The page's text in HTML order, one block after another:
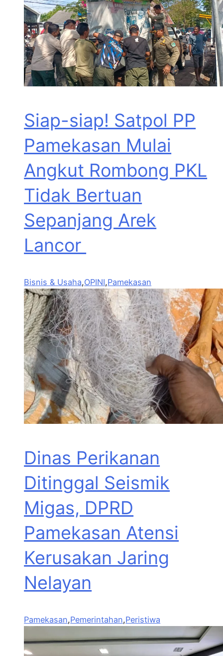
Siap-siap! Satpol PP
Pamekasan Mulai
Angkut Rombong PKL
Tidak Bertuan
Sepanjang Arek
Lancor
Bisnis & Usaha,OPINI,Pamekasan
Dinas Perikanan
Ditinggal Seismik
Migas, DPRD
Pamekasan Atensi
Kerusakan Jaring
Nelayan
Pamekasan,Pemerintahan,Peristiwa